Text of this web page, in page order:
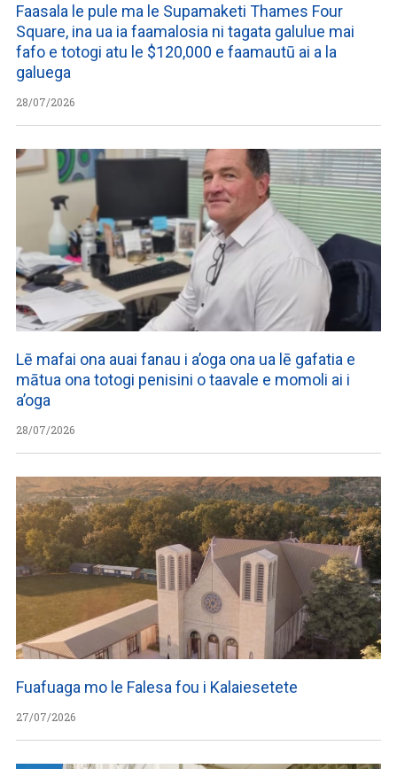
Faasala le pule ma le Supamaketi Thames Four
Square, ina ua ia faamalosia ni tagata galulue mai
fafo e totogi atu le $120,000 e faamautū ai a la
galuega
28/07/2026
Lē mafai ona auai fanau i a’oga ona ua lē gafatia e
mātua ona totogi penisini o taavale e momoli ai i
a’oga
28/07/2026
Fuafuaga mo le Falesa fou i Kalaiesetete
27/07/2026